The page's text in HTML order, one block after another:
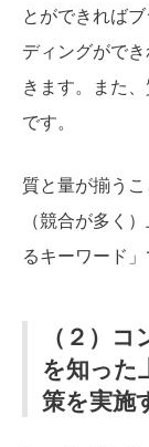
とができれば
ディングがで
きます。また
です。
質と量が揃う
（競合が多く
るキーワード
（２）
を知った
策を実施